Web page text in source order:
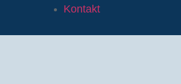
Kontakt